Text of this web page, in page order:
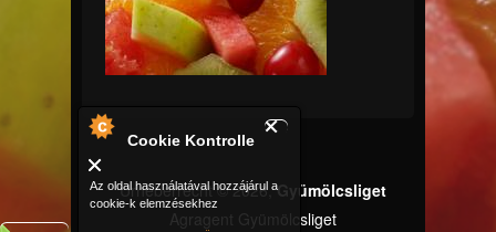
Cookie Kontrolle
Az oldal használatával hozzájárul a
cookie-k elemzésekhez
Urheberrecht © 2026,Gyümölcsliget
Agragent Gyümölcsliget